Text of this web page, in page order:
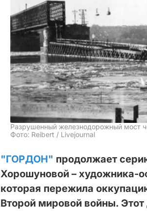
Разрушенный железнодорожный мост
Фото: Reibert / Livejournal
"ГОРДОН" продолжает
Хорошуновой – художника-
которая пережила
Второй мировой войны.